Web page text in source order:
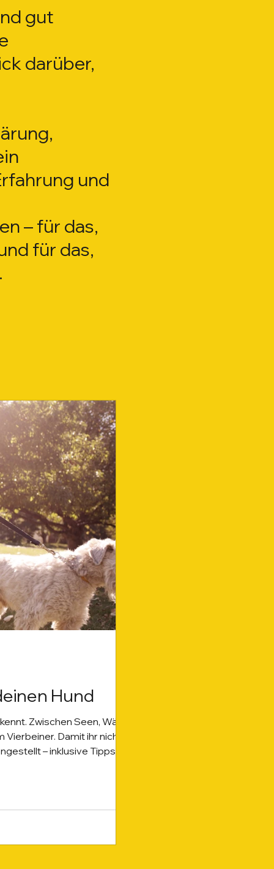
gut
darüber,
und
– für das,
für das,
Hund
Zwischen Seen, Wäldern
Damit ihr nicht
– inklusive Tipps,